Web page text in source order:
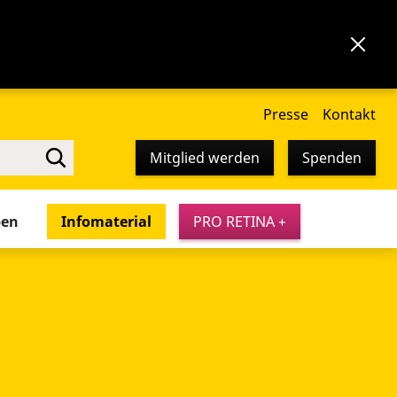
Presse Kontakt
Mitglied werden Spenden
Infomaterial PRO RETINA +